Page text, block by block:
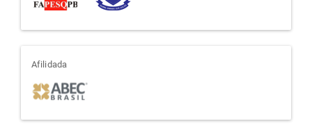
afiliada
Afilidada